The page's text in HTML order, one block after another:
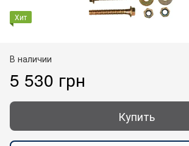
Хит
В наличии
5 530 грн
Купить